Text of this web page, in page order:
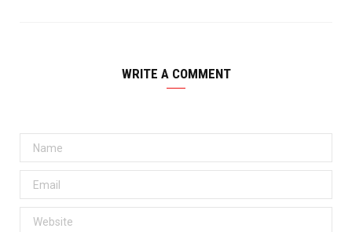
WRITE A COMMENT